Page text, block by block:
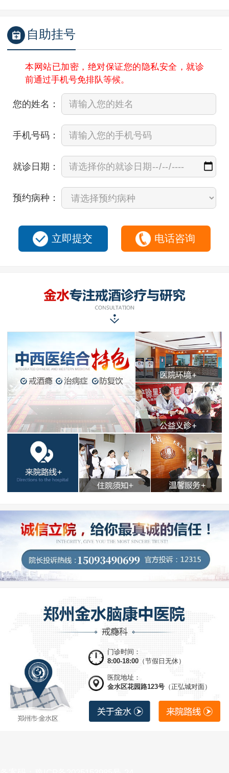
自助挂号
本网站已加密，绝对保证您的隐私安全，就诊
前通过手机号免排队等候。
您的姓名：
手机号码：
就诊日期：
预约病种：
立即提交 电话咨询
门诊时间：
8:00-18:00 （节假日无休）
医院地址：
金水区花园路123号 （正弘城对面）